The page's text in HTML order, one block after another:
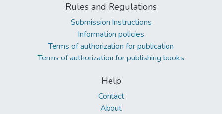
Rules and Regulations
Submission Instructions
Information policies
Terms of authorization for publication
Terms of authorization for publishing books
Help
Contact
About